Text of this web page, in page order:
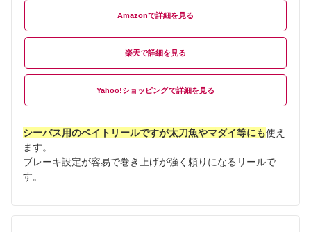
Amazon
楽天
Yahoo!ショッピング
シーバス用のベイトリールですが太刀魚やマダイ等にも使え
ます。
ブレーキ設定が容易で巻き上げが強く頼りになるリールで
す。